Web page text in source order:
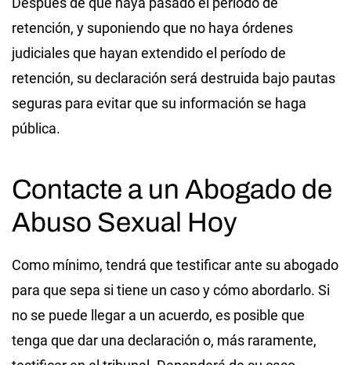
retención, y suponiendo que no haya órdenes
judiciales que hayan extendido el período de
retención, su declaración será destruida bajo pautas
seguras para evitar que su información se haga
pública.
Contacte a un Abogado de
Abuso Sexual Hoy
Como mínimo, tendrá que testificar ante su abogado
para que sepa si tiene un caso y cómo abordarlo. Si
no se puede llegar a un acuerdo, es posible que
tenga que dar una declaración o, más raramente,